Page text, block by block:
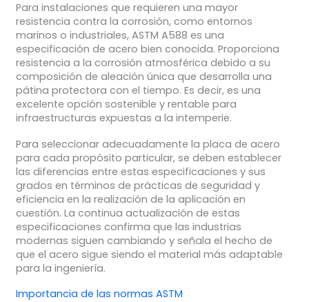
Para instalaciones que requieren una mayor
resistencia contra la corrosión, como entornos
marinos o industriales, ASTM A588 es una
especificación de acero bien conocida. Proporciona
resistencia a la corrosión atmosférica debido a su
composición de aleación única que desarrolla una
pátina protectora con el tiempo. Es decir, es una
excelente opción sostenible y rentable para
infraestructuras expuestas a la intemperie.
Para seleccionar adecuadamente la placa de acero
para cada propósito particular, se deben establecer
las diferencias entre estas especificaciones y sus
grados en términos de prácticas de seguridad y
eficiencia en la realización de la aplicación en
cuestión. La continua actualización de estas
especificaciones confirma que las industrias
modernas siguen cambiando y señala el hecho de
que el acero sigue siendo el material más adaptable
para la ingeniería.
Importancia de las normas ASTM